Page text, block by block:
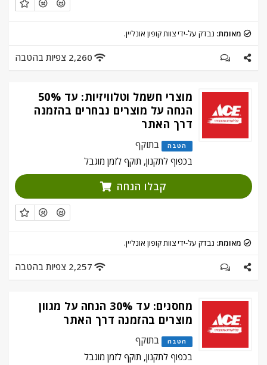
מאומת: נבדק על-ידי צוות קופון אונליין.
2,260 צפיות בהטבה
מוצרי חשמל וטלוויזיות: עד 50%
הנחה על מוצרים נבחרים בהזמנה
דרך האתר
הטבה
בתוקף
בכפוף לתקנון, תוקף לזמן מוגבל
קבלו הנחה
מאומת: נבדק על-ידי צוות קופון אונליין.
2,257 צפיות בהטבה
מחסנים: עד 30% הנחה על מגוון
מוצרים בהזמנה דרך האתר
הטבה
בתוקף
בכפוף לתקנון, תוקף לזמן מוגבל